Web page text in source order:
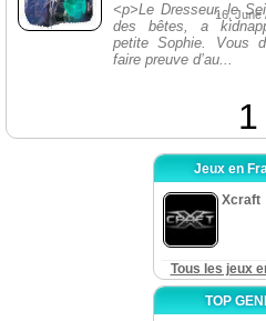
<p>Le Dresseur, le
des bêtes, a
petite Sophie. Vous
faire preuve d’au...
16,
1
Jeux en
Xcraft
Tous les jeux
TOP